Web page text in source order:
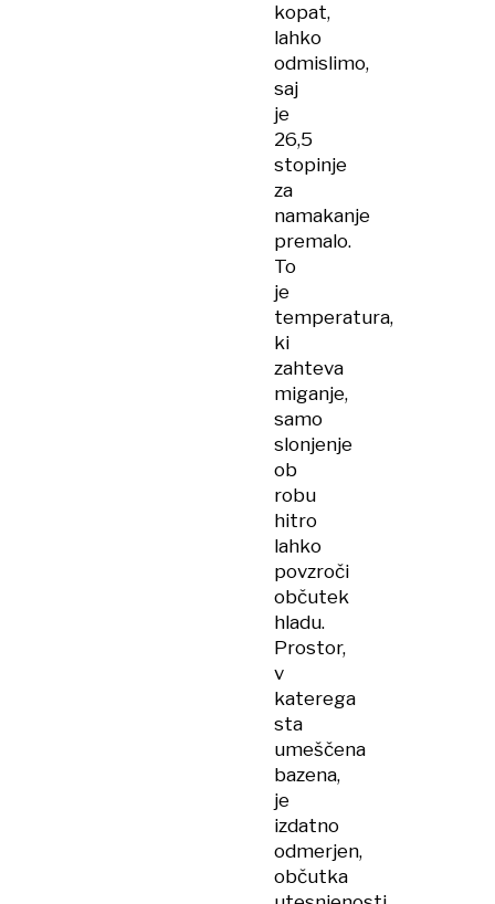
kopat,
lahko
odmislimo,
saj
je
26,5
stopinje
za
namakanje
premalo.
To
je
temperatura,
ki
zahteva
miganje,
samo
slonjenje
ob
robu
hitro
lahko
povzroči
občutek
hladu.
Prostor,
v
katerega
sta
umeščena
bazena,
je
izdatno
odmerjen,
občutka